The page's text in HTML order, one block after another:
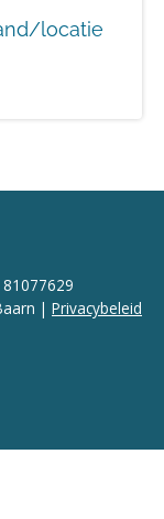
locatie
| Privacybeleid